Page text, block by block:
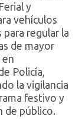
y
vehículos
regular la
de mayor
en
Policía,
la vigilancia
festivo y
de público.